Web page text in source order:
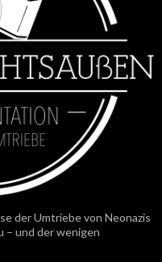
der Umtriebe von Neonazis
– und der wenigen